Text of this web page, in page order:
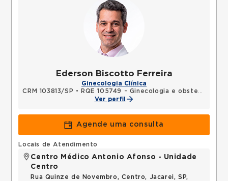
Ederson Biscotto Ferreira
Ginecologia Clínica
CRM 103813/SP •
RQE 105749 - Ginecologia e obstetrícia
Ver perfil
Agende uma consulta
Locais de Atendimento
Centro Médico Antonio Afonso - Unidade
Centro
Rua Quinze de Novembro, Centro, Jacarei, SP,